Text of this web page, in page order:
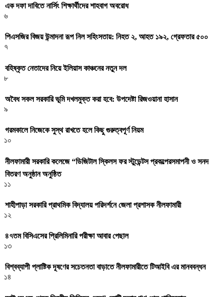
এক দফা দাবিতে নার্সিং শিক্ষার্থীদের শাহবাগ অবরোধ
৬
পিএসজির বিজয় উন্মাদনা রূপ নিল সহিংসতায়: নিহত ২, আহত ১৯২, গ্রেফতার ৫০০
৭
বহিষ্কৃত নেতাদের নিয়ে ইলিয়াস কাঞ্চনের নতুন দল
৮
অবৈধ সকল সরকারি ভূমি দখলমুক্ত করা হবে: উপদেষ্টা রিজওয়ানা হাসান
৯
গরমকালে নিজেকে সুস্থ রাখতে হলে কিছু গুরুত্বপূর্ণ নিয়ম
১০
নীলফামারী সরকারি কলেজে “ডিজিটাল স্কিলস ফর স্টুডেন্টস প্রকল্পেরসমাপনী ও সনদ
বিতরণ অনুষ্ঠান অনুষ্ঠিত
১১
শাহীপাড়া সরকারি প্রাথমিক বিদ্যালয় পরিদর্শনে জেলা প্রশাসক নীলফামারী
১২
৪৭তম বিসিএসের প্রিলিমিনারি পরীক্ষা আবার পেছাল
১৩
বিশ্বব্যাপী প্লাষ্টিক দূষণের সচেতনতা বাড়াতে নীলফামারীতে টিআইবি এর মানববন্ধন
১৪